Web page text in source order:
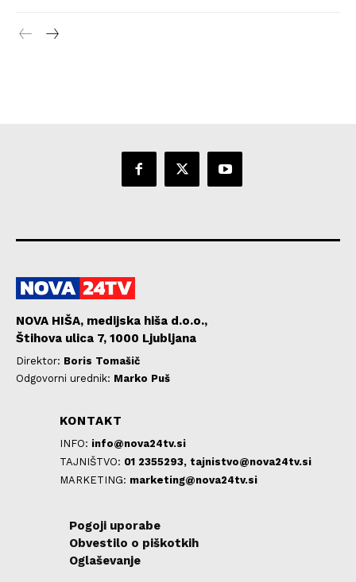
NOVA HIŠA, medijska hiša d.o.o.,
Štihova ulica 7, 1000 Ljubljana
Direktor: Boris Tomašič
Odgovorni urednik: Marko Puš
KONTAKT
INFO: info@nova24tv.si
TAJNIŠTVO: 01 2355293, tajnistvo@nova24tv.si
MARKETING: marketing@nova24tv.si
Pogoji uporabe
Obvestilo o piškotkih
Oglaševanje